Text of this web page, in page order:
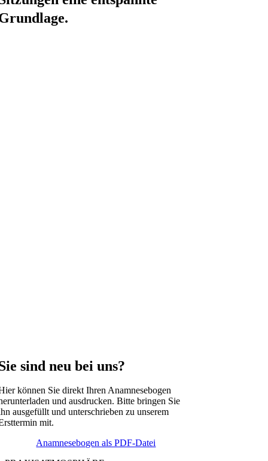
sind neu bei uns?
können Sie direkt Ihren Anamnesebogen
und ausdrucken. Bitte bringen Sie
ausgefüllt und unterschrieben zu unserem
mit.
Anamnesebogen als PDF-Datei